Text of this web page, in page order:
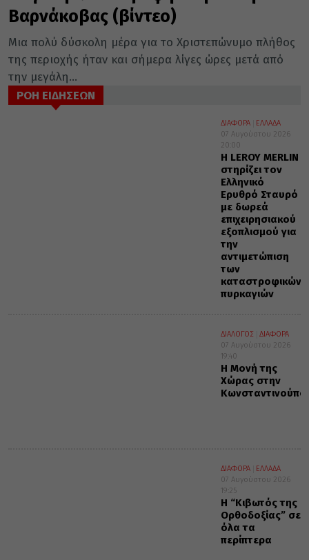
Βαρνάκοβας (βίντεο)
Μια πολύ δύσκολη μέρα για το Χριστεπώνυμο πλήθος
της περιοχής ήταν και σήμερα λίγες ώρες μετά από
την μεγάλη...
ΡΟΗ ΕΙΔΗΣΕΩΝ
ΔΙΑΦΟΡΑ
ΕΛΛΑΔΑ
07 Αυγούστου 2026
20:00
Η LEROY MERLIN
στηρίζει τον
Ελληνικό
Ερυθρό Σταυρό
με δωρεά
επιχειρησιακού
εξοπλισμού για
την
αντιμετώπιση
των
καταστροφικών
πυρκαγιών
ΔΙΑΛΟΓΟΣ
ΔΙΑΦΟΡΑ
07 Αυγούστου 2026
19:40
Η Μονή της
Χώρας στην
ΔΙΑΦΟΡΑ
ΕΛΛΑΔΑ
07 Αυγούστου 2026
19:25
Η “Κιβωτός της
Ορθοδοξίας” σε
όλα τα
περίπτερα